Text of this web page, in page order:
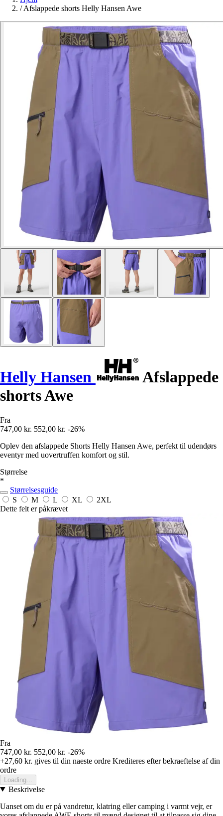
/ Afslappede shorts Helly Hansen Awe
Helly Hansen
Afslappede
shorts Awe
Fra
747,00 kr. 552,00 kr. -26%
Oplev den afslappede Shorts Helly Hansen Awe, perfekt til udendørs
eventyr med uovertruffen komfort og stil.
Størrelse
*
Størrelsesguide
S
M L XL
2XL
Dette felt er påkrævet
Fra
747,00 kr. 552,00 kr. -26%
+27,60 kr. gives til din naeste ordre Krediteres efter bekraeftelse af din
ordre
Loading...
Beskrivelse
Uanset om du er på vandretur, klatring eller camping i varmt vejr, er